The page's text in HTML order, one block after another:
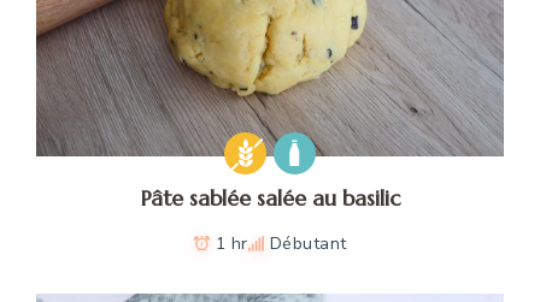
Pâte sablée salée au basilic
1 hr Débutant